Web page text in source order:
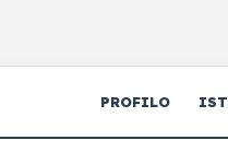
PROFILO